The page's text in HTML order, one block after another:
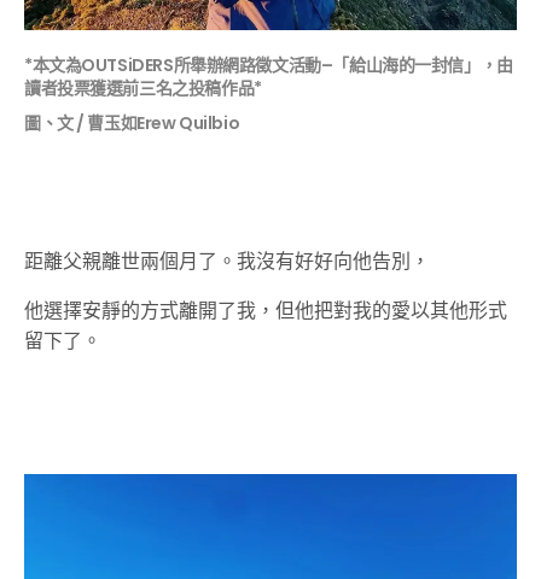
*本文為OUTSiDERS所舉辦網路徵文活動–「給山海的一封信」，由
讀者投票獲選前三名之投稿作品*
圖、文 / 曹玉如Erew Quilbio
距離父親離世兩個月了。我沒有好好向他告別，
他選擇安靜的方式離開了我，但他把對我的愛以其他形式
留下了。